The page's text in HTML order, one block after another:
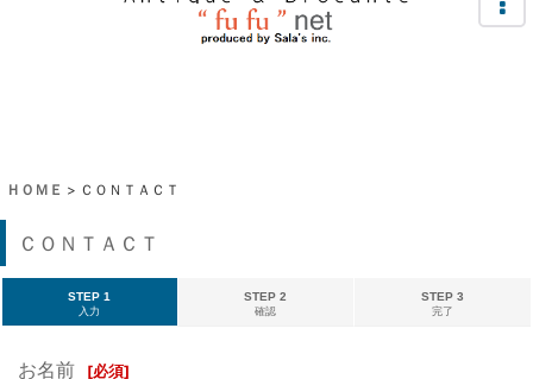
ＨＯＭＥ > ＣＯＮＴＡＣＴ
ＣＯＮＴＡＣＴ
STEP 1
入力
STEP 2
確認
STEP 3
完了
お名前 [必須]